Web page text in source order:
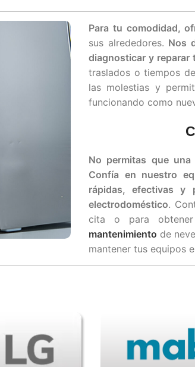
Para tu comodidad,
sus alrededores. Nos
diagnosticar y reparar
traslados o tiempos
las molestias y
funcionando como
No permitas que
Confía en nuestro
rápidas, efectivas y
electrodoméstico.
cita o para obtener
mantenimiento de
mantener tus equipos